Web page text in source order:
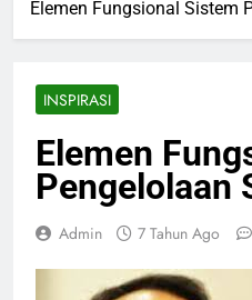
Elemen Fungsional Sistem
INSPIRASI
Elemen
Pengelolaan
Admin 7 Tahun Ago